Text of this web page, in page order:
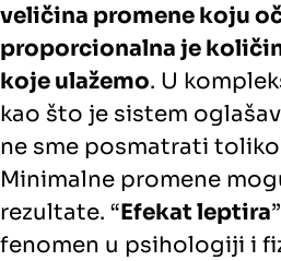
veličina promene koju
proporcionalna je
koje ulažemo. U
kao što je sistem
ne sme posmatrati
Minimalne promene
rezultate. “Efekat leptira
fenomen u psihologiji i